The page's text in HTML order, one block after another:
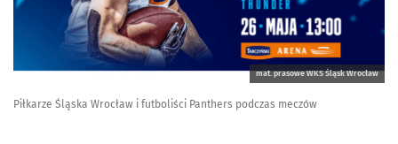
mat. prasowe WKS Śląsk Wrocław
Piłkarze Śląska Wrocław i futboliści Panthers podczas meczów